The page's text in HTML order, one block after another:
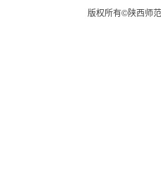
版权所有©陕西师